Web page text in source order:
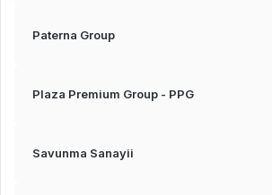
Paterna Group
Plaza Premium Group - PPG
Savunma Sanayii